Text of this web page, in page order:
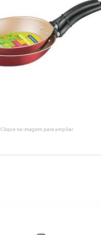
Clique na imagem para ampliar.